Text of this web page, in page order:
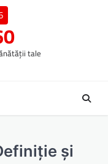
tale
și